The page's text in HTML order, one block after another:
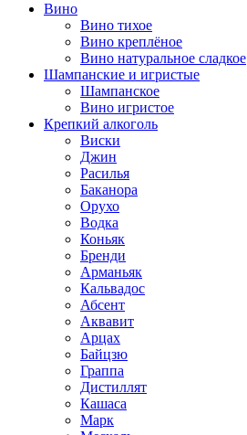
Вино
Вино тихое
Вино креплёное
Вино натуральное сладкое
Шампанские и игристые
Шампанское
Вино игристое
Крепкий алкоголь
Виски
Джин
Расилья
Баканора
Орухо
Водка
Коньяк
Бренди
Арманьяк
Кальвадос
Абсент
Аквавит
Арцах
Байцзю
Граппа
Дистиллят
Кашаса
Марк